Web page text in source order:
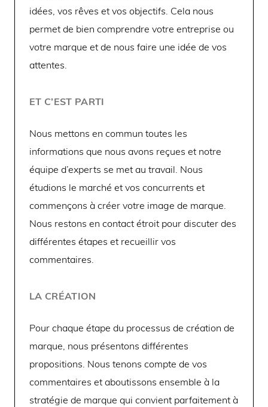
idées, vos rêves et vos objectifs. Cela nous
permet de bien comprendre votre entreprise ou
votre marque et de nous faire une idée de vos
attentes.
ET C’EST PARTI
Nous mettons en commun toutes les
informations que nous avons reçues et notre
équipe d’experts se met au travail. Nous
étudions le marché et vos concurrents et
commençons à créer votre image de marque.
Nous restons en contact étroit pour discuter des
différentes étapes et recueillir vos
commentaires.
LA CRÉATION
Pour chaque étape du processus de création de
marque, nous présentons différentes
propositions. Nous tenons compte de vos
commentaires et aboutissons ensemble à la
stratégie de marque qui convient parfaitement à